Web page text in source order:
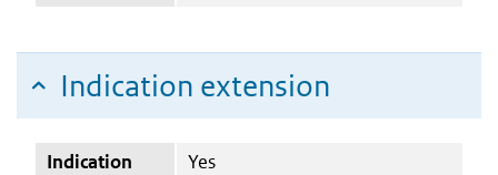
Indication extension
Indication
Yes